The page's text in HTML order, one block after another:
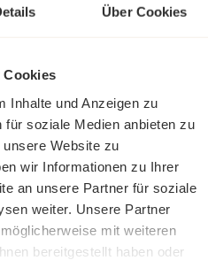
Über Cookies
Cookies
Inhalte und Anzeigen zu
für soziale Medien anbieten zu
Website zu
wir Informationen zu Ihrer
an unsere Partner für soziale
weiter. Unsere Partner
mit weiteren
bereitgestellt haben oder
wir dies für Sie anfertigen.
268 - Tiefe Ottomane
Sitztiefe 60 cm